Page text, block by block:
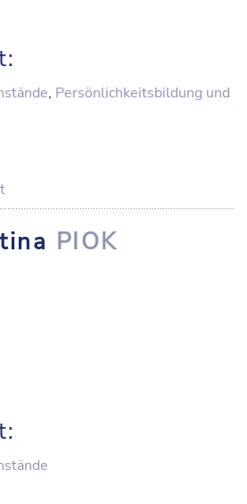
, Persönlichkeitsbildung und
PIOK